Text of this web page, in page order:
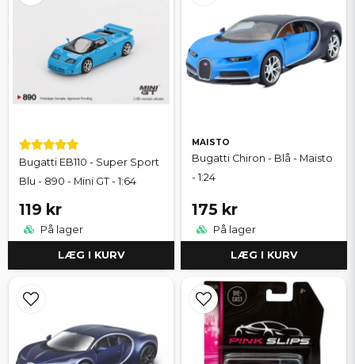
Bugatti EB110 - Super Sport
Blu - 890 - Mini GT - 1:64
119 kr
På lager
LÆG I KURV
MAISTO
Bugatti Chiron - Blå - Maisto
- 1:24
175 kr
På lager
LÆG I KURV